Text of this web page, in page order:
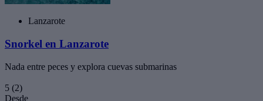
Lanzarote
Snorkel en Lanzarote
Nada entre peces y explora cuevas submarinas
5 (2)
Desde